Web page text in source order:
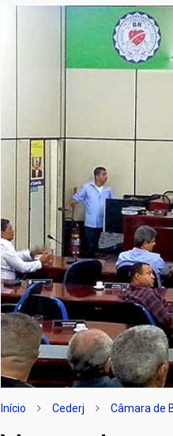
Início Cederj Câmara de